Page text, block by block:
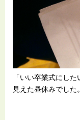
「いい卒業式にし
見えた昼休みでした。